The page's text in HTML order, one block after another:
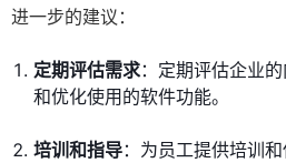
进一步的建议：
定期评估需求：定期评估企业
和优化使用的软件功能。
培训和指导：为员工提供培训